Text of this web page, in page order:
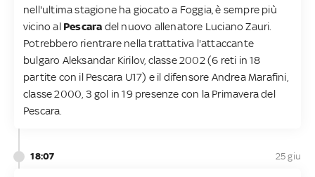
nell'ultima stagione ha giocato a Foggia, è sempre più
vicino al Pescara del nuovo allenatore Luciano Zauri.
Potrebbero rientrare nella trattativa l'attaccante
bulgaro Aleksandar Kirilov, classe 2002 (6 reti in 18
partite con il Pescara U17) e il difensore Andrea Marafini,
classe 2000, 3 gol in 19 presenze con la Primavera del
Pescara.
18:07 25 giu